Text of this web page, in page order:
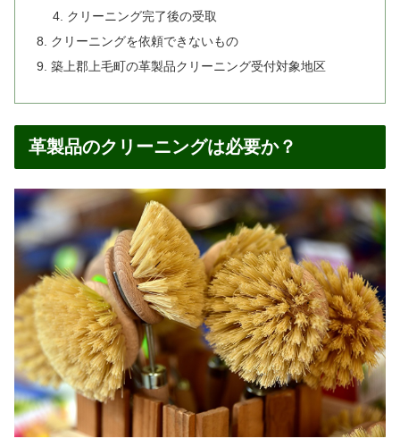
クリーニング完了後の受取
クリーニングを依頼できないもの
築上郡上毛町の革製品クリーニング受付対象地区
革製品のクリーニングは必要か？